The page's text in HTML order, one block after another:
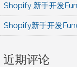
Shopify 新手开发
Shopify新手开发
近期评论